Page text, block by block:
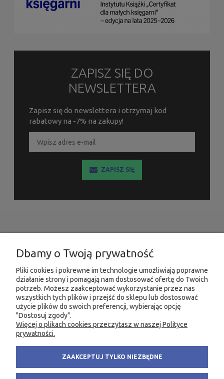
ZAPISZ SIĘ DO
NEWSLETTERA
Zapisz się do newslettera i otrzymaj kod
rabatowy na -7% na zakupy!
ZAPISZ SIĘ
INFORMACJE
MOJE KONTO
PRODUKTY
KONTAKT
info@fachowa.pl
KSIĘGARNIA FACHOWA.PL
80-299 Gdańsk
NIP: 584-182-39-49
Dbamy o Twoją prywatność
Pliki cookies i pokrewne im technologie umożliwiają poprawne
działanie strony i pomagają nam dostosować ofertę do Twoich
potrzeb. Możesz zaakceptować wykorzystanie przez nas
wszystkich tych plików i przejść do sklepu lub dostosować
użycie plików do swoich preferencji, wybierając opcję
"Dostosuj zgody".
Więcej o plikach cookies przeczytasz w naszej Polityce
prywatności.
ZAAKCEPTUJ TYLKO NIEZBĘDNE